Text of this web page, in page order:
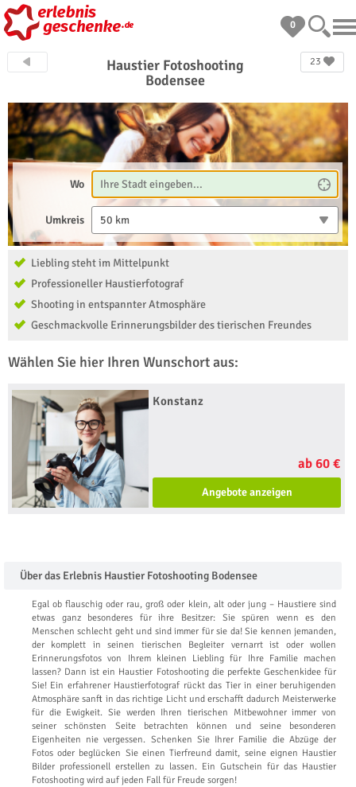
0
23
Haustier Fotoshooting
Bodensee
Wo
Umkreis 50 km
Liebling steht im Mittelpunkt
Professioneller Haustierfotograf
Shooting in entspannter Atmosphäre
Geschmackvolle Erinnerungsbilder des tierischen Freundes
Wählen Sie hier Ihren Wunschort aus:
Konstanz
ab 60 €
Angebote anzeigen
Über das Erlebnis Haustier Fotoshooting Bodensee
Egal ob flauschig oder rau, groß oder klein, alt oder jung – Haustiere sind
etwas ganz besonderes für ihre Besitzer: Sie spüren wenn es den
Menschen schlecht geht und sind immer für sie da! Sie kennen jemanden,
der komplett in seinen tierischen Begleiter vernarrt ist oder wollen
Erinnerungsfotos von Ihrem kleinen Liebling für Ihre Familie machen
lassen? Dann ist ein Haustier Fotoshooting die perfekte Geschenkidee für
Sie! Ein erfahrener Haustierfotograf rückt das Tier in einer beruhigenden
Atmosphäre sanft in das richtige Licht und erschafft dadurch Meisterwerke
für die Ewigkeit. Sie werden Ihren tierischen Mitbewohner immer von
seiner schönsten Seite betrachten können und seine besonderen
Eigenheiten nie vergessen. Schenken Sie Ihrer Familie die Abzüge der
Fotos oder beglücken Sie einen Tierfreund damit, seine eignen Haustier
Bilder professionell erstellen zu lassen. Ein Gutschein für das Haustier
Fotoshooting wird auf jeden Fall für Freude sorgen!